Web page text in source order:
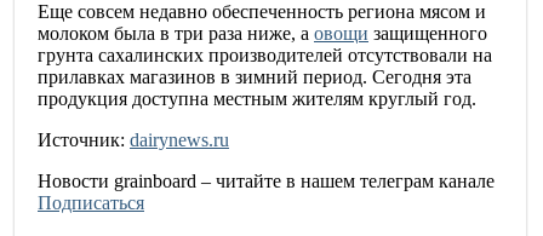
Еще совсем недавно обеспеченность региона мясом и
молоком была в три раза ниже, а овощи защищенного
грунта сахалинских производителей отсутствовали на
прилавках магазинов в зимний период. Сегодня эта
продукция доступна местным жителям круглый год.
Источник: dairynews.ru
Новости grainboard – читайте в нашем телеграм канале
Подписаться